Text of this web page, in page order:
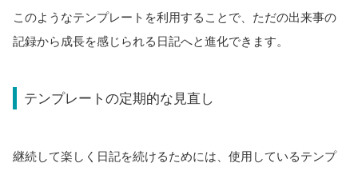
このようなテンプレートを利用することで、ただの出来事の
記録から成長を感じられる日記へと進化できます。
テンプレートの定期的な見直し
継続して楽しく日記を続けるためには、使用しているテンプ